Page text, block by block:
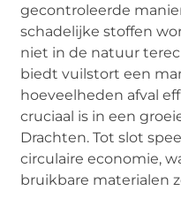
gecontroleerde
schadelijke stoffen
niet in de natuur
biedt vuilstort een
hoeveelheden afval
cruciaal is in een
Drachten. Tot slot
circulaire economie,
bruikbare materialen